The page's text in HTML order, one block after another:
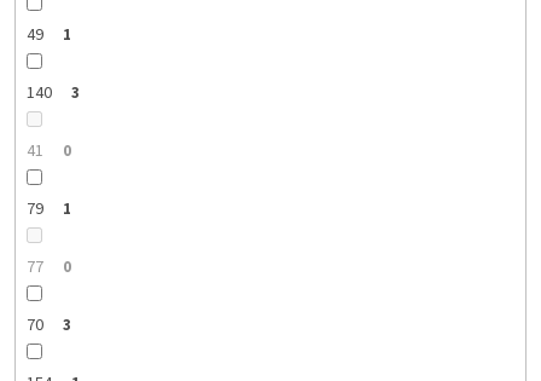
49 1
140 3
41 0
79 1
77 0
70 3